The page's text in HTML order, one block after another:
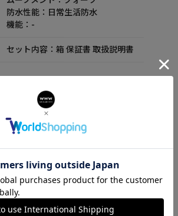
防水性能：日常生活防水
機能：-
セット内容：箱 保証書 取扱説明書
FURLA(フルラ)について